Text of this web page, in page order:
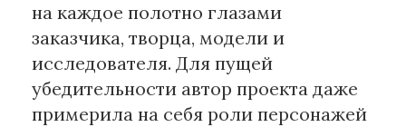
на каждое полотно глазами
заказчика, творца, модели и
исследователя. Для пущей
убедительности автор проекта даже
примерила на себя роли персонажей